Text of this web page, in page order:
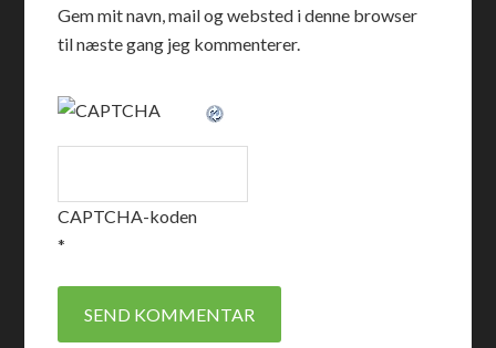
Gem mit navn, mail og websted i denne browser
til næste gang jeg kommenterer.
CAPTCHA-koden
*